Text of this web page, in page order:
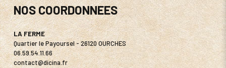
NOS COORDONNEES
LA FERME
Quartier le Payoursel - 26120 OURCHES
06.59.54.11.66
contact@dicina.fr